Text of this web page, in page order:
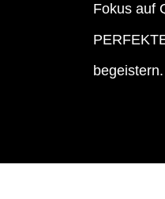
Fokus auf
begeistern.